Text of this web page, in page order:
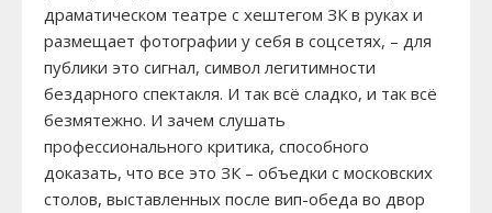
драматическом театре с хештегом ЗК в руках и
размещает фотографии у себя в соцсетях, – для
публики это сигнал, символ легитимности
бездарного спектакля. И так всё сладко, и так всё
безмятежно. И зачем слушать
профессионального критика, способного
доказать, что все это ЗК – объедки с московских
столов, выставленных после вип-обеда во двор